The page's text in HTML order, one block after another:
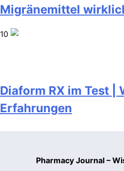
Migränemittel
10
Diaform RX im Test |
Erfahrungen
Pharmacy Journal –